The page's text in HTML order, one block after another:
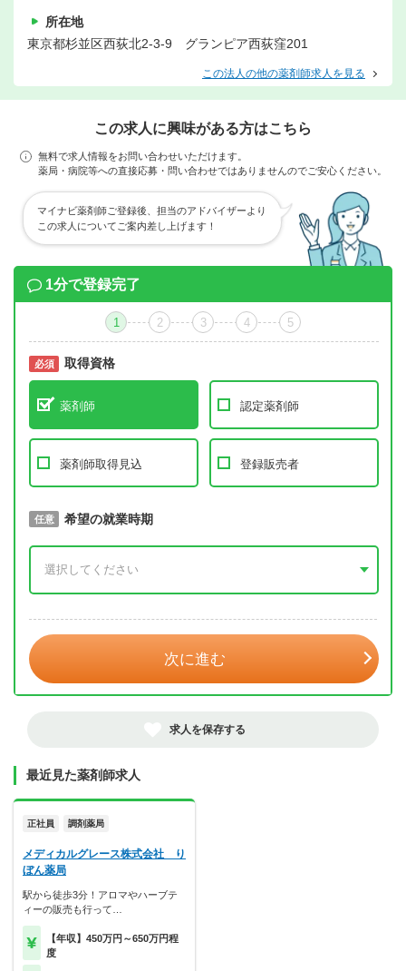
所在地
東京都杉並区西荻北2-3-9 グランピア西荻窪201
この法人の他の薬剤師求人を見る
この求人に興味がある方はこちら
無料で求人情報をお問い合わせいただけます。
薬局・病院等への直接応募・問い合わせではありませんのでご安心ください。
マイナビ薬剤師ご登録後、担当のアドバイザーより
この求人についてご案内差し上げます！
1分で登録完了
1 2 3 4 5
必須 取得資格
薬剤師 認定薬剤師
薬剤師取得見込 登録販売者
必須 取得予定年
任意 希望の就業時期
次に進む
求人を保存する
最近見た薬剤師求人
正社員 調剤薬局
メディカルグレース株式会社 り
ぼん薬局
駅から徒歩3分！アロマやハーブテ
ィーの販売も行って…
【年収】450万円～650万円程
度